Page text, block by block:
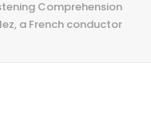
Comprehension
a French conductor